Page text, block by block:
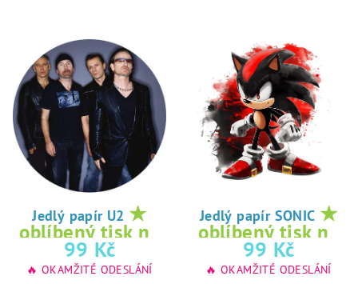
Jedlý papír U2 ★
oblíbený tisk na
jedlý papír
99 Kč
🔥 OKAMŽITÉ ODESLÁNÍ
Jedlý papír SONIC ★
oblíbený tisk na
jedlý papír
99 Kč
🔥 OKAMŽITÉ ODESLÁNÍ